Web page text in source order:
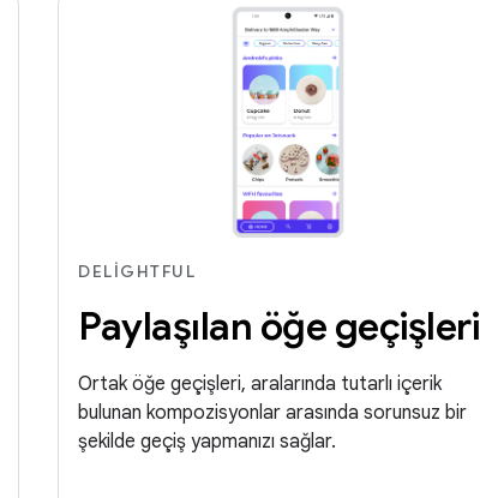
DELIGHTFUL
Paylaşılan öğe geçişleri
Ortak öğe geçişleri, aralarında tutarlı içerik
bulunan kompozisyonlar arasında sorunsuz bir
şekilde geçiş yapmanızı sağlar.